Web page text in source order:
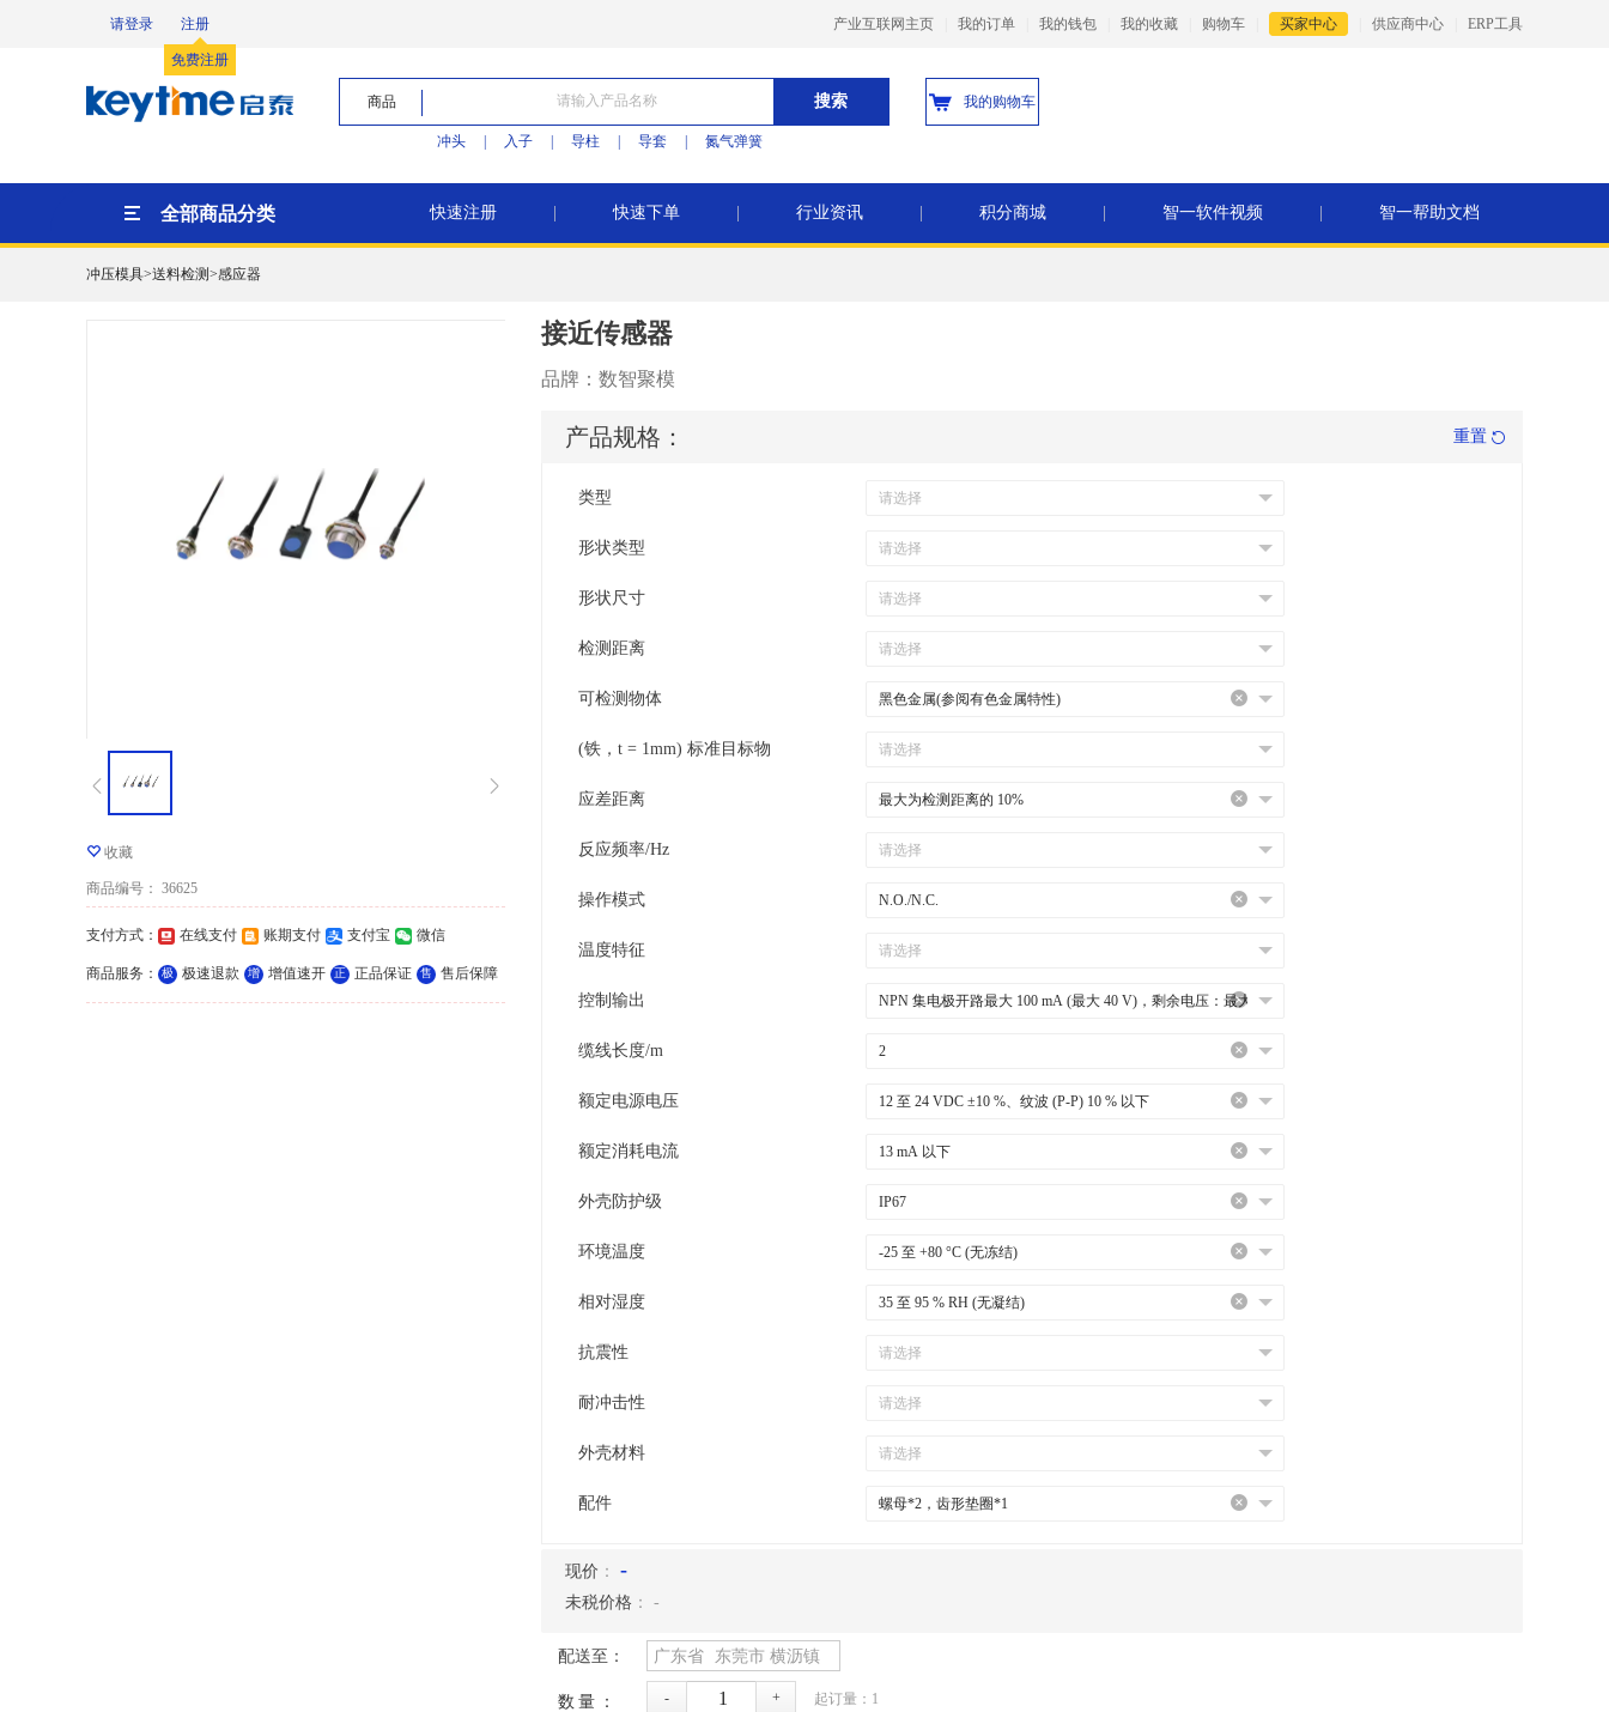
请登录 注册
免费注册
产业互联网主页 我的订单 我的钱包 我的收藏 购物车 买家中心 供应商中心 ERP工具
商品 搜索
冲头 入子 导柱 导套 氮气弹簧
我的购物车
全部商品分类 快速注册 快速下单 行业资讯 积分商城 智一软件视频 智一帮助文档
冲压模具>送料检测>感应器
收藏
商品编号 ： 36625
支付方式 ： 在线支付 账期支付 支付宝 微信
商品服务 ： 极 极速退款 增 增值速开 正 正品保证 售 售后保障
接近传感器
品牌： 数智聚模
产品规格： 重置
类型
形状类型
形状尺寸
检测距离
可检测物体
(铁，t = 1mm) 标准目标物
应差距离
反应频率/Hz
操作模式
温度特征
控制输出
缆线长度/m
额定电源电压
额定消耗电流
外壳防护级
环境温度
相对湿度
抗震性
耐冲击性
外壳材料
配件
现价 ： -
未税价格 ： -
配送至： 广东省 东莞市 横沥镇
数量： - + 起订量： 1